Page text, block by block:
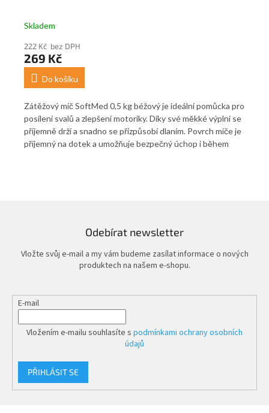
Skladem
222 Kč bez DPH
269 Kč
Do košíku
Zátěžový míč SoftMed 0,5 kg béžový je ideální pomůcka pro
posílení svalů a zlepšení motoriky. Díky své měkké výplni se
příjemně drží a snadno se přizpůsobí dlaním. Povrch míče je
příjemný na dotek a umožňuje bezpečný úchop i během
Odebírat newsletter
Vložte svůj e-mail a my vám budeme zasílat informace o nových
produktech na našem e-shopu.
E-mail
Vložením e-mailu souhlasíte s podmínkami ochrany osobních
údajů
PŘIHLÁSIT SE